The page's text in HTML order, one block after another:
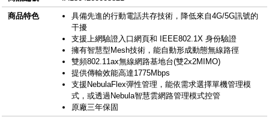
商品特色
具備先進的行動電話共存技術，降低來自4G/5G訊號的
干擾
支援上網驗證入口網頁和 IEEE802.1X 身份驗證
擁有智慧型Mesh技術，能自動形成動態無線路徑
雙頻802.11ax無線網路基地台(雙2x2MIMO)
提供傳輸效能高達1775Mbps
支援NebulaFlex彈性管理，能依需求選擇單機管理模
式，或透過Nebula智慧雲網路管理模式控管
原廠三年保固